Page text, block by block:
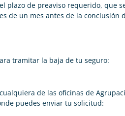
plazo de preaviso requerido, que
de un mes antes de la conclusión
tramitar la baja de tu seguro:
de las oficinas de
puedes enviar tu solicitud: